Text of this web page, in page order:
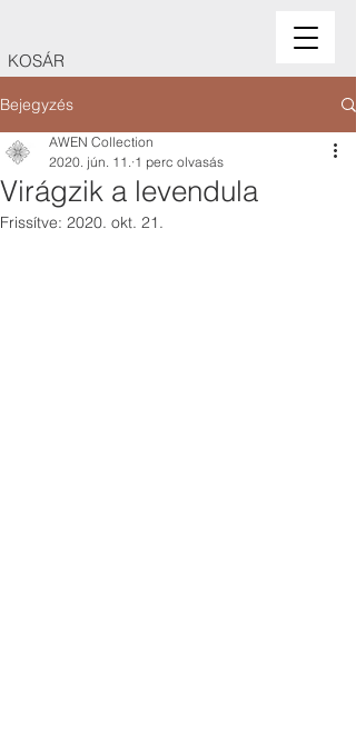
KOSÁR
Bejegyzés
Virágzik a levendula
AWEN Collection
2020. jún. 11. 1 perc olvasás
Frissítve: 2020. okt. 21.